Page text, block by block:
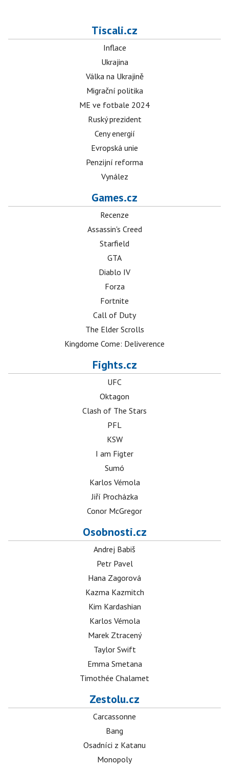
Tiscali.cz
Inflace
Ukrajina
Válka na Ukrajině
Migrační politika
ME ve fotbale 2024
Ruský prezident
Ceny energií
Evropská unie
Penzijní reforma
Vynález
Games.cz
Recenze
Assassin's Creed
Starfield
GTA
Diablo IV
Forza
Fortnite
Call of Duty
The Elder Scrolls
Kingdome Come: Deliverence
Fights.cz
UFC
Oktagon
Clash of The Stars
PFL
KSW
I am Figter
Sumó
Karlos Vémola
Jiří Procházka
Conor McGregor
Osobnosti.cz
Andrej Babiš
Petr Pavel
Hana Zagorová
Kazma Kazmitch
Kim Kardashian
Karlos Vémola
Marek Ztracený
Taylor Swift
Emma Smetana
Timothée Chalamet
Zestolu.cz
Carcassonne
Bang
Osadníci z Katanu
Monopoly